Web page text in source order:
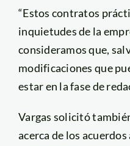
“Estos contratos
inquietudes de la
consideramos que,
modificaciones que
estar en la fase de
Vargas solicitó
acerca de los